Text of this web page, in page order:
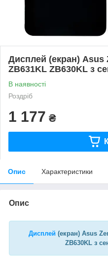
Дисплей (екран) Asus
ZB631KL ZB630KL з
В наявності
Роздріб
1 177 ₴
Опис Характеристики
Опис
Дисплей (екран) Asus
ZB630KL з